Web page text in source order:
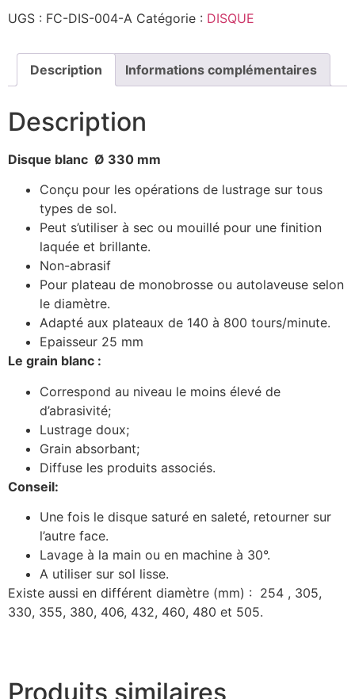
-
Blanc
330mm
UGS : FC-DIS-004-A Catégorie : DISQUE
Description Informations complémentaires
Description
Disque blanc Ø 330 mm
Conçu pour les opérations de lustrage sur tous
types de sol.
Peut s’utiliser à sec ou mouillé pour une finition
laquée et brillante.
Non-abrasif
Pour plateau de monobrosse ou autolaveuse selon
le diamètre.
Adapté aux plateaux de 140 à 800 tours/minute.
Epaisseur 25 mm
Le grain blanc :
Correspond au niveau le moins élevé de
d’abrasivité;
Lustrage doux;
Grain absorbant;
Diffuse les produits associés.
Conseil:
Une fois le disque saturé en saleté, retourner sur
l’autre face.
Lavage à la main ou en machine à 30°.
A utiliser sur sol lisse.
Existe aussi en différent diamètre (mm) : 254 , 305,
330, 355, 380, 406, 432, 460, 480 et 505.
Produits similaires